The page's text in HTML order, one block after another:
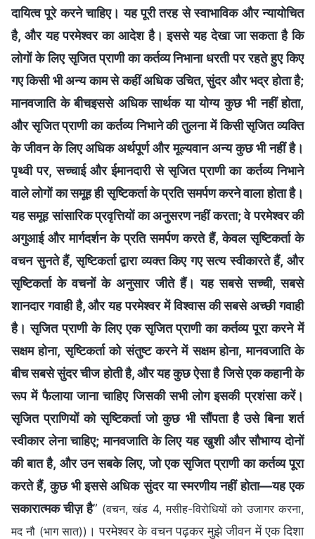
दायित्व पूरे करने चाहिए। यह पूरी तरह से स्वाभाविक और न्यायोचित
है, और यह परमेश्वर का आदेश है। इससे यह देखा जा सकता है कि
लोगों के लिए सृजित प्राणी का कर्तव्य निभाना धरती पर रहते हुए किए
गए किसी भी अन्य काम से कहीं अधिक उचित, सुंदर और भद्र होता है;
मानवजाति के बीचइससे अधिक सार्थक या योग्य कुछ भी नहीं होता,
और सृजित प्राणी का कर्तव्य निभाने की तुलना में किसी सृजित व्यक्ति
के जीवन के लिए अधिक अर्थपूर्ण और मूल्यवान अन्य कुछ भी नहीं है।
पृथ्वी पर, सच्चाई और ईमानदारी से सृजित प्राणी का कर्तव्य निभाने
वाले लोगों का समूह ही सृष्टिकर्ता के प्रति समर्पण करने वाला होता है।
यह समूह सांसारिक प्रवृत्तियों का अनुसरण नहीं करता; वे परमेश्वर की
अगुआई और मार्गदर्शन के प्रति समर्पण करते हैं, केवल सृष्टिकर्ता के
वचन सुनते हैं, सृष्टिकर्ता द्वारा व्यक्त किए गए सत्य स्वीकारते हैं, और
सृष्टिकर्ता के वचनों के अनुसार जीते हैं। यह सबसे सच्ची, सबसे
शानदार गवाही है, और यह परमेश्वर में विश्वास की सबसे अच्छी गवाही
है। सृजित प्राणी के लिए एक सृजित प्राणी का कर्तव्य पूरा करने में
सक्षम होना, सृष्टिकर्ता को संतुष्ट करने में सक्षम होना, मानवजाति के
बीच सबसे सुंदर चीज होती है, और यह कुछ ऐसा है जिसे एक कहानी के
रूप में फैलाया जाना चाहिए जिसकी सभी लोग इसकी प्रशंसा करें।
सृजित प्राणियों को सृष्टिकर्ता जो कुछ भी सौंपता है उसे बिना शर्त
स्वीकार लेना चाहिए; मानवजाति के लिए यह खुशी और सौभाग्य दोनों
की बात है, और उन सबके लिए, जो एक सृजित प्राणी का कर्तव्य पूरा
करते हैं, कुछ भी इससे अधिक सुंदर या स्मरणीय नहीं होता—यह एक
सकारात्मक चीज़ है” (वचन, खंड 4, मसीह-विरोधियों को उजागर करना,
मद नौ (भाग सात)) । परमेश्वर के वचन पढ़कर मुझे जीवन में एक दिशा